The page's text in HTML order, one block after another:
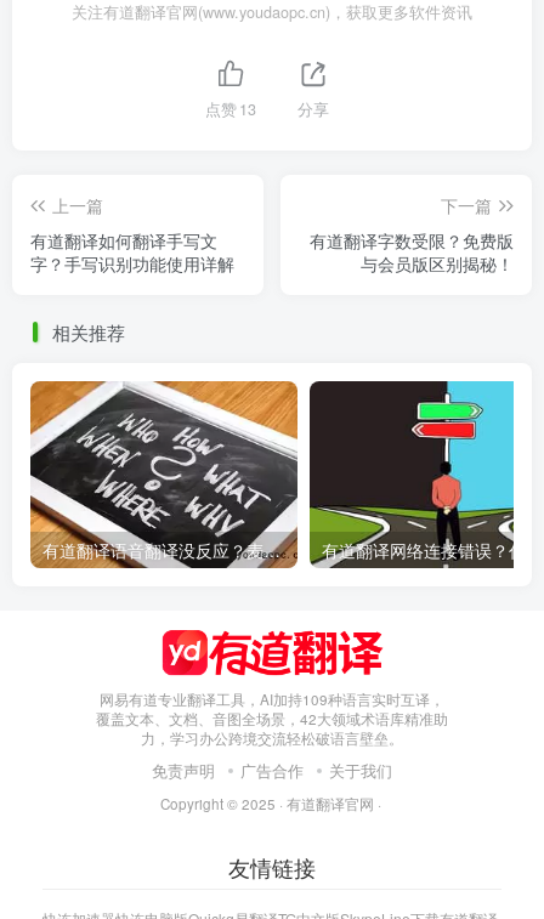
关注有道翻译官网(www.youdaopc.cn)，获取更多软件资讯
点赞13 分享
上一篇
有道翻译如何翻译手写文
字？手写识别功能使用详解
下一篇
有道翻译字数受限？免费版
与会员版区别揭秘！
相关推荐
有道翻译语音翻译没反应？麦克风权限设置指南
网易有道专业翻译工具，AI加持109种语言实时互译，
覆盖文本、文档、音图全场景，42大领域术语库精准助
力，学习办公跨境交流轻松破语言壁垒。
免责声明 广告合作 关于我们
Copyright © 2025 · 有道翻译官网 ·
友情链接